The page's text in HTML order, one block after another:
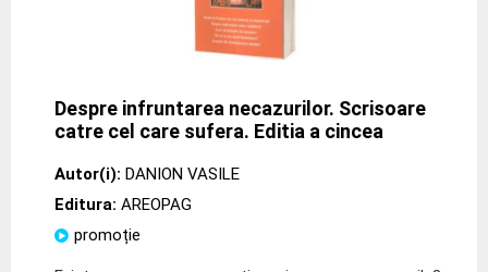
Despre infruntarea necazurilor. Scrisoare
catre cel care sufera. Editia a cincea
Autor(i): DANION VASILE
Editura: AREOPAG
promoție